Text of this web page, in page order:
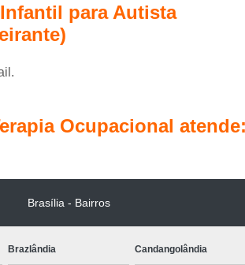
com Conceito Neuroevolutivo Bobath
Terapia Ocupacional
Terapia Pediátrica
Terapia Pediátrica com
para Autista
Ocupacional atende:
Brasília - Bairros
Brazlândia Candangolândia